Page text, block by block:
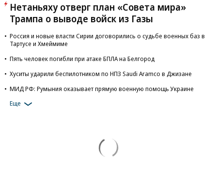
Нетаньяху отверг план «Совета мира»
Трампа о выводе войск из Газы
Россия и новые власти Сирии договорились о судьбе военных баз в
Тартусе и Хмеймиме
Пять человек погибли при атаке БПЛА на Белгород
Хуситы ударили беспилотником по НПЗ Saudi Aramco в Джизане
МИД РФ: Румыния оказывает прямую военную помощь Украине
Еще